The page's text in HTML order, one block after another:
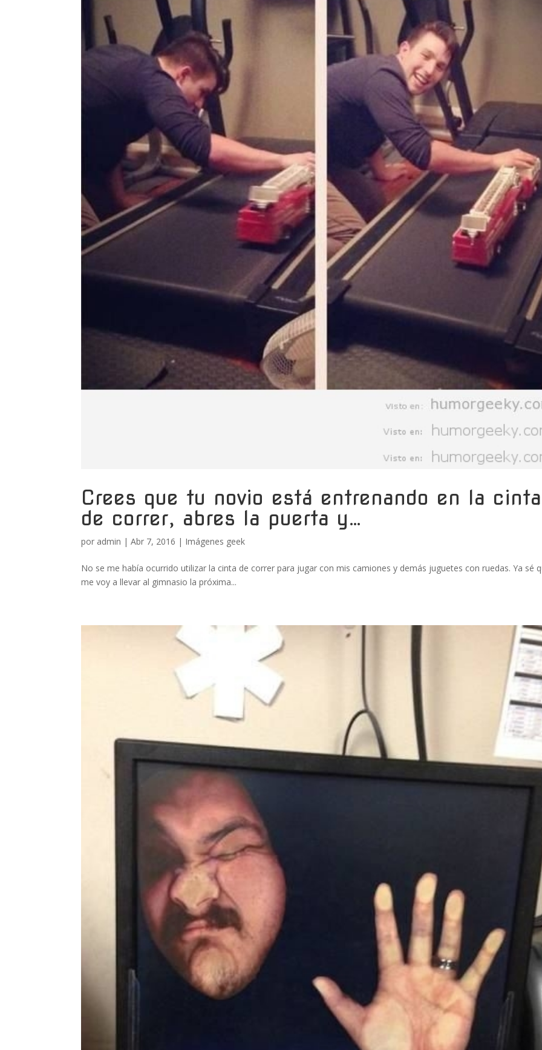
Crees que tu novio está entrenando en la cinta
de correr, abres la puerta y…
por admin |Abr 7, 2016 | Imágenes geek
No se me había ocurrido utilizar la cinta de correr para jugar con mis camiones y demás juguetes con ruedas. Ya sé
me voy a llevar al gimnasio la próxima...